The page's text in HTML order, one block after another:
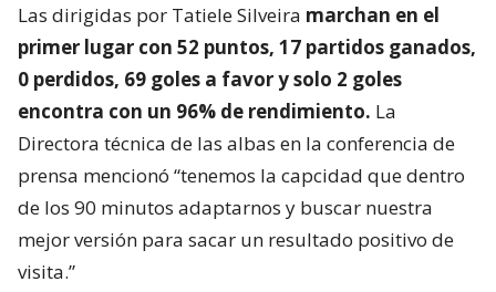
Las dirigidas por Tatiele Silveira marchan en el
primer lugar con 52 puntos, 17 partidos ganados,
0 perdidos, 69 goles a favor y solo 2 goles
encontra con un 96% de rendimiento. La
Directora técnica de las albas en la conferencia de
prensa mencionó “tenemos la capcidad que dentro
de los 90 minutos adaptarnos y buscar nuestra
mejor versión para sacar un resultado positivo de
visita.”